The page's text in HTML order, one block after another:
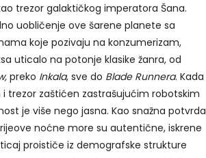
trezor galaktičkog imperatora Šana.
uobličenje ove šarene planete sa
koje pozivaju na konzumerizam,
uticalo na potonje klasike žanra, od
preko Inkala, sve do Blade Runnera. Kada
trezor zaštićen zastrašujućim robotskim
je više nego jasna. Kao snažna potvrda
noćne more su autentične, iskrene
proističe iz demografske strukture